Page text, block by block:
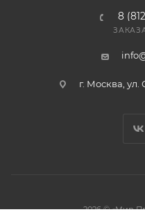
8
г. Москва, ул.
2026 © «Мир